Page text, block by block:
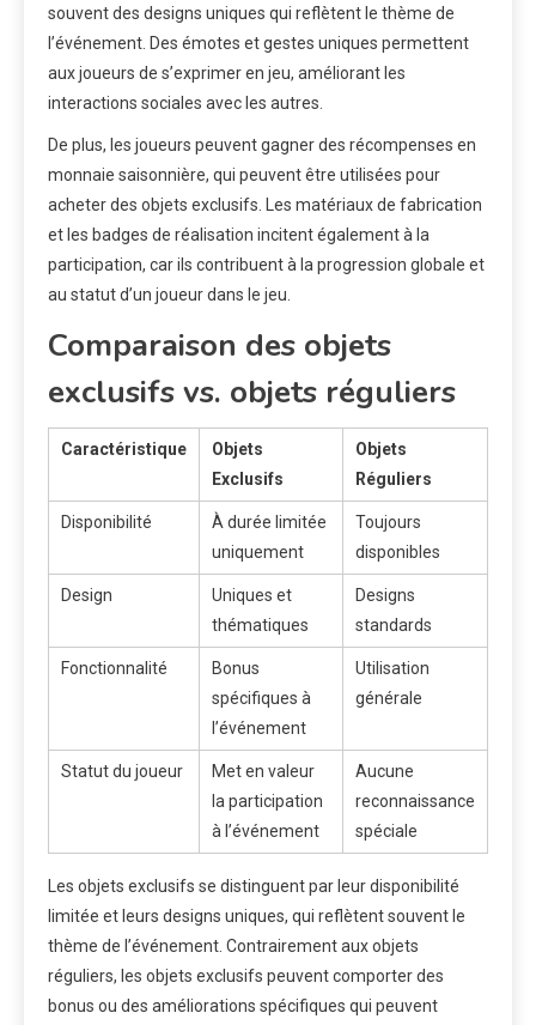
souvent des designs uniques qui reflètent le thème de
l’événement. Des émotes et gestes uniques permettent
aux joueurs de s’exprimer en jeu, améliorant les
interactions sociales avec les autres.
De plus, les joueurs peuvent gagner des récompenses en
monnaie saisonnière, qui peuvent être utilisées pour
acheter des objets exclusifs. Les matériaux de fabrication
et les badges de réalisation incitent également à la
participation, car ils contribuent à la progression globale et
au statut d’un joueur dans le jeu.
Comparaison des objets
exclusifs vs. objets réguliers
Caractéristique
Objets
Exclusifs
Objets
Réguliers
Disponibilité
À durée limitée
uniquement
Toujours
disponibles
Design
Uniques et
thématiques
Designs
standards
Fonctionnalité
Bonus
spécifiques à
l’événement
Utilisation
générale
Statut du joueur
Met en valeur
la participation
à l’événement
Aucune
reconnaissance
spéciale
Les objets exclusifs se distinguent par leur disponibilité
limitée et leurs designs uniques, qui reflètent souvent le
thème de l’événement. Contrairement aux objets
réguliers, les objets exclusifs peuvent comporter des
bonus ou des améliorations spécifiques qui peuvent